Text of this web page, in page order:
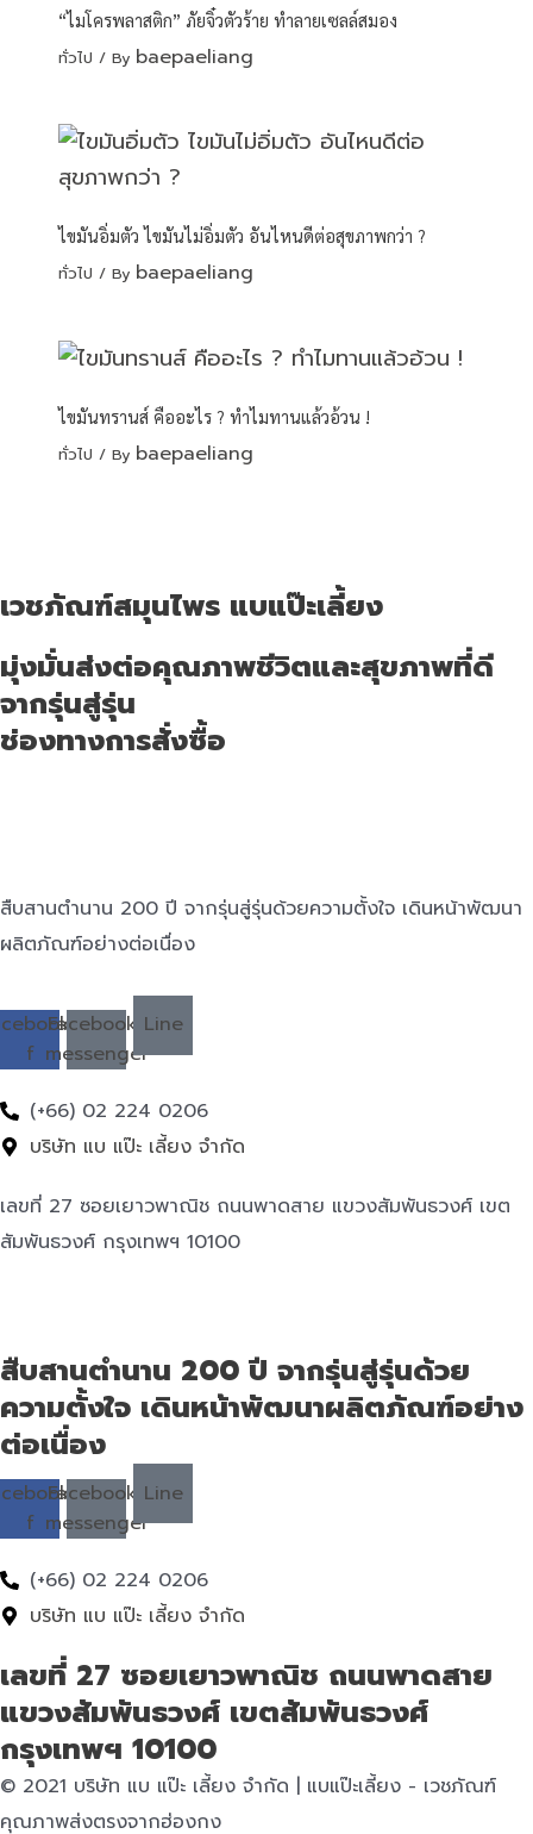
“ไมโครพลาสติก” ภัยจิ๋วตัวร้าย ทำลายเซลล์สมอง
ทั่วไป / By baepaeliang
ไขมันอิ่มตัว ไขมันไม่อิ่มตัว อันไหนดีต่อสุขภาพกว่า ?
ทั่วไป / By baepaeliang
ไขมันทรานส์ คืออะไร ? ทำไมทานแล้วอ้วน !
ทั่วไป / By baepaeliang
เวชภัณฑ์สมุนไพร แบแป๊ะเลี้ยง
มุ่งมั่นส่งต่อคุณภาพชีวิตและสุขภาพที่ดี
จากรุ่นสู่รุ่น
ช่องทางการสั่งซื้อ
สืบสานตำนาน 200 ปี จากรุ่นสู่รุ่นด้วยความตั้งใจ เดินหน้าพัฒนา
ผลิตภัณฑ์อย่างต่อเนื่อง
f
Facebook-
messenger
Line
(+66) 02 224 0206
บริษัท แบ แป๊ะ เลี้ยง จำกัด
เลขที่ 27 ซอยเยาวพาณิช ถนนพาดสาย แขวงสัมพันธวงศ์ เขต
สัมพันธวงศ์ กรุงเทพฯ 10100
สืบสานตำนาน 200 ปี จากรุ่นสู่รุ่นด้วย
ความตั้งใจ เดินหน้าพัฒนาผลิตภัณฑ์อย่าง
ต่อเนื่อง
f
Facebook-
messenger
Line
(+66) 02 224 0206
บริษัท แบ แป๊ะ เลี้ยง จำกัด
เลขที่ 27 ซอยเยาวพาณิช ถนนพาดสาย
แขวงสัมพันธวงศ์ เขตสัมพันธวงศ์
กรุงเทพฯ 10100
© 2021 บริษัท แบ แป๊ะ เลี้ยง จำกัด | แบแป๊ะเลี้ยง - เวชภัณฑ์
คุณภาพส่งตรงจากฮ่องกง